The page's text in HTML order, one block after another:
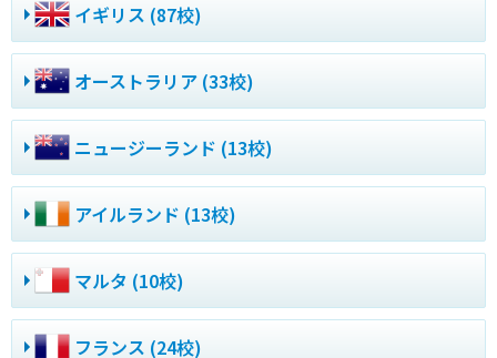
イギリス (87校)
オーストラリア (33校)
ニュージーランド (13校)
アイルランド (13校)
マルタ (10校)
フランス (24校)